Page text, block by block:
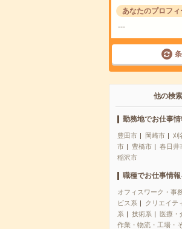
あなたのプロフィ
---
他の検
勤務地でお仕事
豊田市 岡崎市 刈
市
豊橋市 春日井
稲沢市
職種でお仕事情
オフィスワーク・事
ビス系
クリエイテ
系
技術系 医療・
作業・物流・工場・